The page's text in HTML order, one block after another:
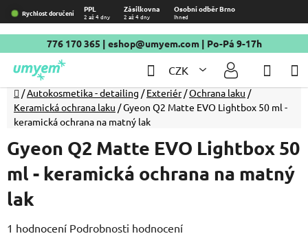
Přejít
na
obsah
Rychlost doručení PPL Zásilkovna Osobní odběr Brno
2 až 4 dny 2 až 4 dny Ihned
776 170 365 | eshop@umyem.com| Po-Pá 9-17h
CZK
Hledat
Domů
/Autokosmetika - detailing / Exteriér /Ochrana laku /
Keramická ochrana laku /Gyeon Q2 Matte EVO Lightbox 50 ml -
keramická ochrana na matný lak
Gyeon Q2 Matte EVO Lightbox 50
ml - keramická ochrana na matný
lak
Průměrné
1 hodnocení Podrobnosti hodnocení